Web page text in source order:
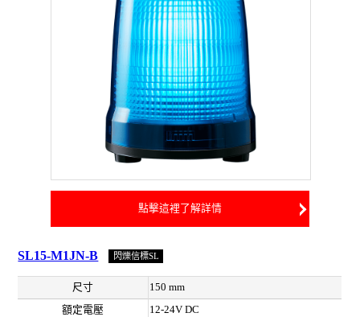
點擊這裡了解詳情
SL15-M1JN-B 閃爍信標SL
尺寸
150 mm
額定電壓
12-24V DC